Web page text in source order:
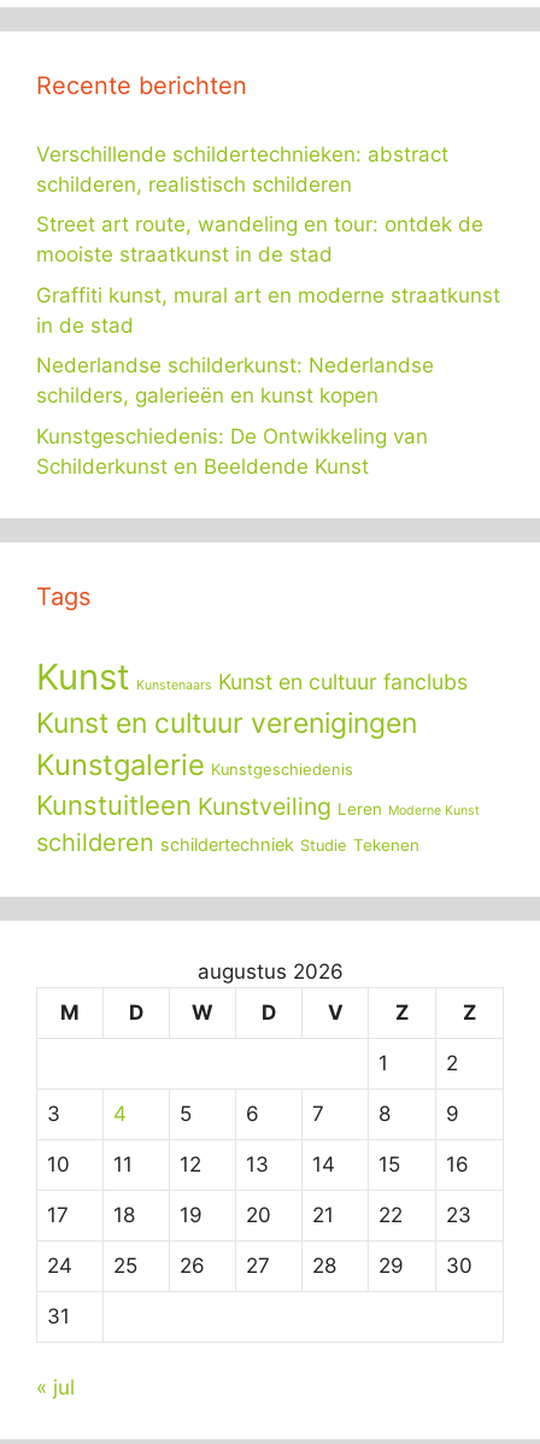
Recente berichten
Verschillende schildertechnieken: abstract
schilderen, realistisch schilderen
Street art route, wandeling en tour: ontdek de
mooiste straatkunst in de stad
Graffiti kunst, mural art en moderne straatkunst
in de stad
Nederlandse schilderkunst: Nederlandse
schilders, galerieën en kunst kopen
Kunstgeschiedenis: De Ontwikkeling van
Schilderkunst en Beeldende Kunst
Tags
Kunst Kunstenaars Kunst en cultuur fanclubs
Kunst en cultuur verenigingen
Kunstgalerie Kunstgeschiedenis
Kunstuitleen Kunstveiling Leren Moderne Kunst
schilderen schildertechniek Studie Tekenen
augustus 2026
M
D W D V Z Z
1 2
3 4 5 6 7 8 9
10 11 12 13 14 15 16
17 18 19 20 21 22 23
24 25 26 27 28 29 30
31
« jul